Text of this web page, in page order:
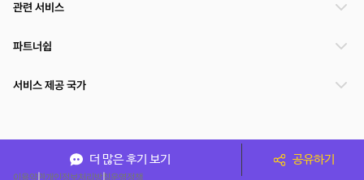
더 많은 후기 보기 공유하기
관련 서비스
파트너쉽
서비스 제공 국가
이용약관개인정보처리방침운영정책